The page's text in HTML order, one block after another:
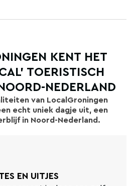
KENT HET
TOERISTISCH
NEDERLAND
van LocalGroningen
echt uniek dagje uit, een
in Noord-Nederland.
EN UITJES